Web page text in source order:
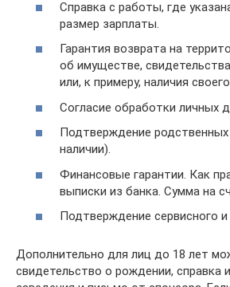
Справка с работы, где
размер зарплаты.
Гарантия возврата на
об имуществе,
или, к примеру, наличия
Согласие обработки личных
Подтверждение родственных
наличии).
Финансовые гарантии. Как
выписки из банка. Сумма на
Подтверждение сервисного и
Дополнительно для лиц до 18 лет
свидетельство о рождении, справка